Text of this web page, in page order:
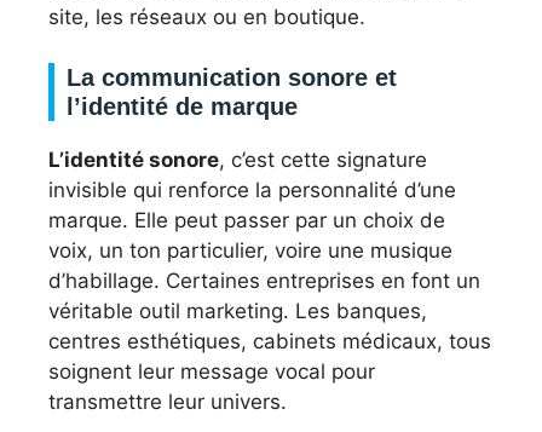
site, les réseaux ou en boutique.
La communication sonore et
l’identité de marque
L’identité sonore, c’est cette signature
invisible qui renforce la personnalité d’une
marque. Elle peut passer par un choix de
voix, un ton particulier, voire une musique
d’habillage. Certaines entreprises en font un
véritable outil marketing. Les banques,
centres esthétiques, cabinets médicaux, tous
soignent leur message vocal pour
transmettre leur univers.